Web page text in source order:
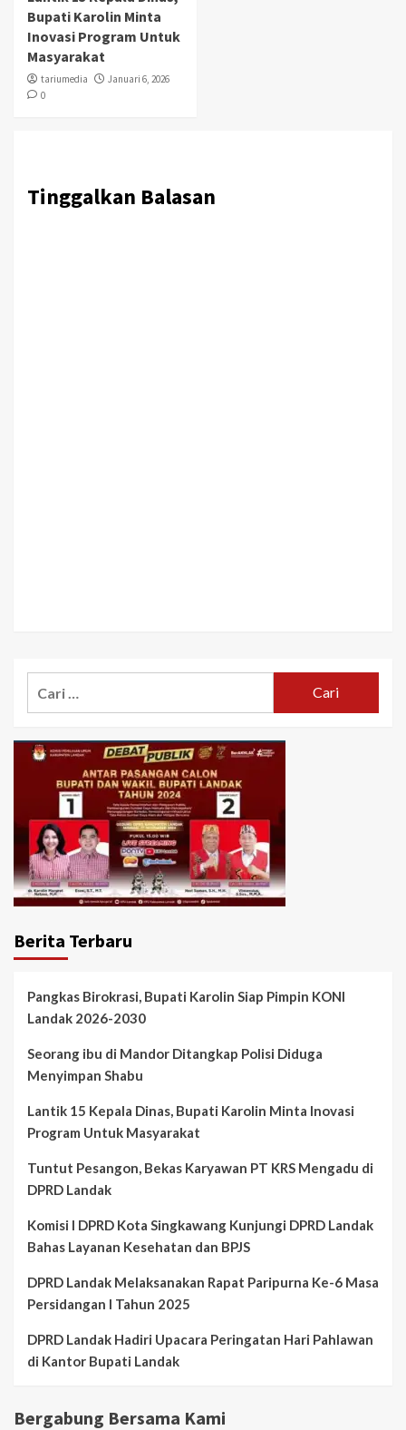
Bupati Karolin Minta
Inovasi Program Untuk
Masyarakat
tariumedia
Januari 6, 2026
0
Tinggalkan Balasan
Berita Terbaru
Pangkas Birokrasi, Bupati Karolin Siap Pimpin KONI
Landak 2026-2030
Seorang ibu di Mandor Ditangkap Polisi Diduga
Menyimpan Shabu
Lantik 15 Kepala Dinas, Bupati Karolin Minta Inovasi
Program Untuk Masyarakat
Tuntut Pesangon, Bekas Karyawan PT KRS Mengadu di
DPRD Landak
Komisi I DPRD Kota Singkawang Kunjungi DPRD Landak
Bahas Layanan Kesehatan dan BPJS
DPRD Landak Melaksanakan Rapat Paripurna Ke-6 Masa
Persidangan I Tahun 2025
DPRD Landak Hadiri Upacara Peringatan Hari Pahlawan
di Kantor Bupati Landak
Bergabung Bersama Kami